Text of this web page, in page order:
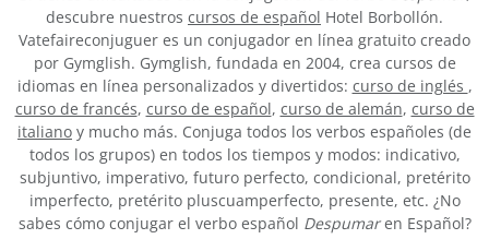
descubre nuestros cursos de español Hotel Borbollón.
Vatefaireconjuguer es un conjugador en línea gratuito creado
por Gymglish. Gymglish, fundada en 2004, crea cursos de
idiomas en línea personalizados y divertidos: curso de inglés ,
curso de francés, curso de español, curso de alemán, curso de
italiano y mucho más. Conjuga todos los verbos españoles (de
todos los grupos) en todos los tiempos y modos: indicativo,
subjuntivo, imperativo, futuro perfecto, condicional, pretérito
imperfecto, pretérito pluscuamperfecto, presente, etc. ¿No
sabes cómo conjugar el verbo español Despumaren Español?